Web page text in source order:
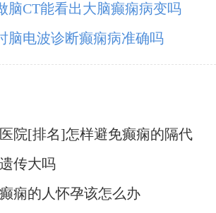
脑CT能看出大脑癫痫病变吗
脑电波诊断癫痫病准确吗
院[排名]怎样避免癫痫的隔代
传大吗
痫的人怀孕该怎么办